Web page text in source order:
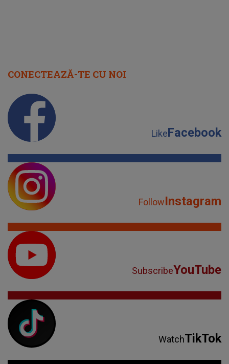
CONECTEAZĂ-TE CU NOI
LikeFacebook
FollowInstagram
SubscribeYouTube
WatchTikTok